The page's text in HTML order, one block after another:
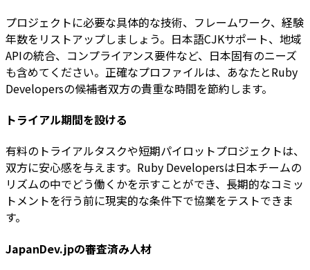
プロジェクトに必要な具体的な技術、フレームワーク、経験
年数をリストアップしましょう。日本語CJKサポート、地域
APIの統合、コンプライアンス要件など、日本固有のニーズ
も含めてください。正確なプロファイルは、あなたとRuby
Developersの候補者双方の貴重な時間を節約します。
トライアル期間を設ける
有料のトライアルタスクや短期パイロットプロジェクトは、
双方に安心感を与えます。Ruby Developersは日本チームの
リズムの中でどう働くかを示すことができ、長期的なコミッ
トメントを行う前に現実的な条件下で協業をテストできま
す。
JapanDev.jpの審査済み人材